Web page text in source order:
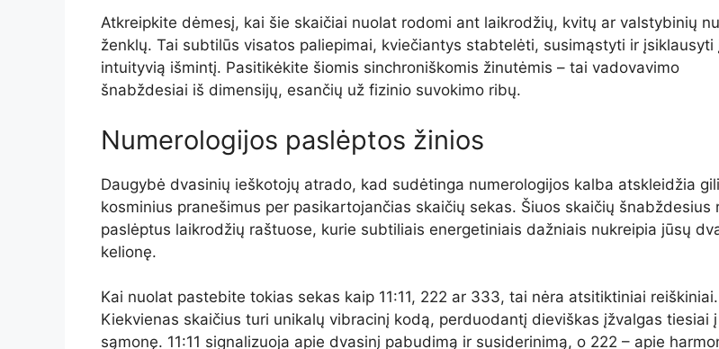
Atkreipkite dėmesį, kai šie skaičiai nuolat rodomi ant laikrodžių, kvitų ar valstybinių
ženklų. Tai subtilūs visatos paliepimai, kviečiantys stabtelėti, susimąstyti ir įsiklausyti
intuityvią išmintį. Pasitikėkite šiomis sinchroniškomis žinutėmis – tai vadovavimo
šnabždesiai iš dimensijų, esančių už fizinio suvokimo ribų.
Numerologijos paslėptos žinios
Daugybė dvasinių ieškotojų atrado, kad sudėtinga numerologijos kalba atskleidžia
kosminius pranešimus per pasikartojančias skaičių sekas. Šiuos skaičių šnabždesius
paslėptus laikrodžių raštuose, kurie subtiliais energetiniais dažniais nukreipia jūsų
kelionę.
Kai nuolat pastebite tokias sekas kaip 11:11, 222 ar 333, tai nėra atsitiktiniai reiškiniai.
Kiekvienas skaičius turi unikalų vibracinį kodą, perduodantį dieviškas įžvalgas tiesiai
sąmonę. 11:11 signalizuoja apie dvasinį pabudimą ir susiderinimą, o 222 – apie